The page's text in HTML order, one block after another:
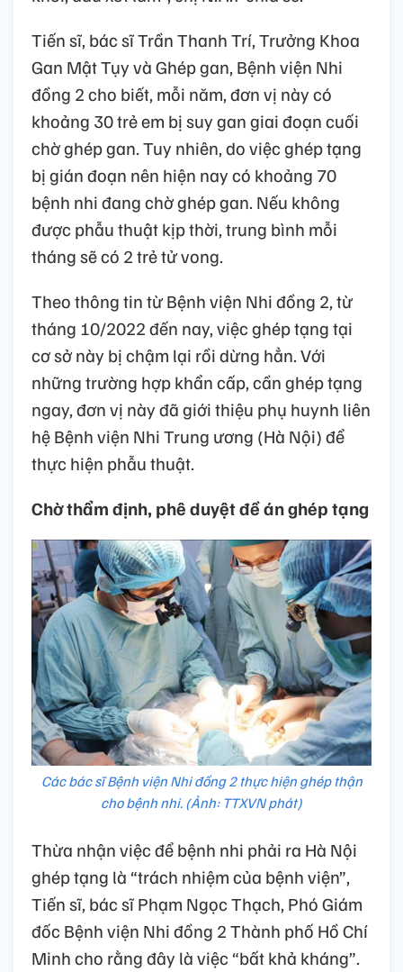
Tiến sĩ, bác sĩ Trần Thanh Trí, Trưởng Khoa
Gan Mật Tụy và Ghép gan, Bệnh viện Nhi
đồng 2 cho biết, mỗi năm, đơn vị này có
khoảng 30 trẻ em bị suy gan giai đoạn cuối
chờ ghép gan. Tuy nhiên, do việc ghép tạng
bị gián đoạn nên hiện nay có khoảng 70
bệnh nhi đang chờ ghép gan. Nếu không
được phẫu thuật kịp thời, trung bình mỗi
tháng sẽ có 2 trẻ tử vong.
Theo thông tin từ Bệnh viện Nhi đồng 2, từ
tháng 10/2022 đến nay, việc ghép tạng tại
cơ sở này bị chậm lại rồi dừng hẳn. Với
những trường hợp khẩn cấp, cần ghép tạng
ngay, đơn vị này đã giới thiệu phụ huynh liên
hệ Bệnh viện Nhi Trung ương (Hà Nội) để
thực hiện phẫu thuật.
Chờ thẩm định, phê duyệt đề án ghép tạng
Các bác sĩ Bệnh viện Nhi đồng 2 thực hiện ghép thận
cho bệnh nhi. (Ảnh: TTXVN phát)
Thừa nhận việc để bệnh nhi phải ra Hà Nội
ghép tạng là “trách nhiệm của bệnh viện”,
Tiến sĩ, bác sĩ Phạm Ngọc Thạch, Phó Giám
đốc Bệnh viện Nhi đồng 2 Thành phố Hồ Chí
Minh cho rằng đây là việc “bất khả kháng”.